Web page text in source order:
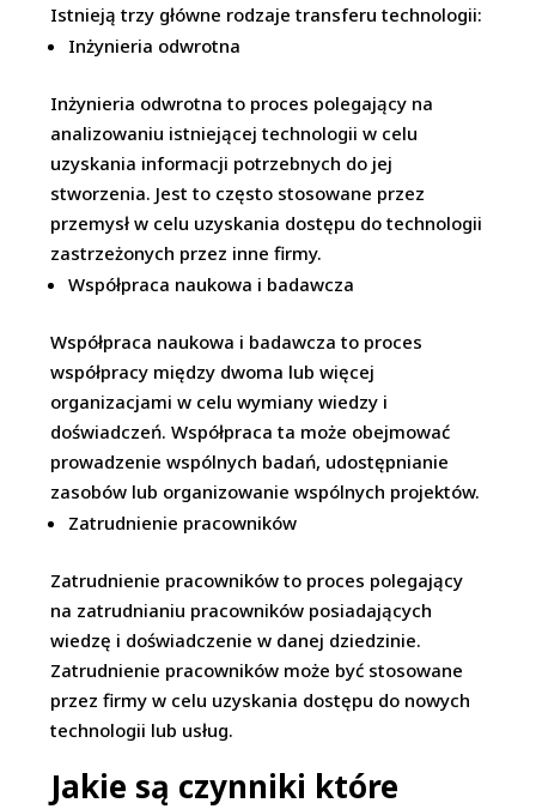
Istnieją trzy główne rodzaje transferu technologii:
Inżynieria odwrotna
Inżynieria odwrotna to proces polegający na
analizowaniu istniejącej technologii w celu
uzyskania informacji potrzebnych do jej
stworzenia. Jest to często stosowane przez
przemysł w celu uzyskania dostępu do technologii
zastrzeżonych przez inne firmy.
Współpraca naukowa i badawcza
Współpraca naukowa i badawcza to proces
współpracy między dwoma lub więcej
organizacjami w celu wymiany wiedzy i
doświadczeń. Współpraca ta może obejmować
prowadzenie wspólnych badań, udostępnianie
zasobów lub organizowanie wspólnych projektów.
Zatrudnienie pracowników
Zatrudnienie pracowników to proces polegający
na zatrudnianiu pracowników posiadających
wiedzę i doświadczenie w danej dziedzinie.
Zatrudnienie pracowników może być stosowane
przez firmy w celu uzyskania dostępu do nowych
technologii lub usług.
Jakie są czynniki które